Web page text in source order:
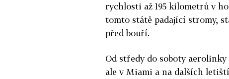
rychlosti až 195 kilometrů v
tomto státě padající stromy,
před bouří.
Od středy do soboty
ale v Miami a na dalších